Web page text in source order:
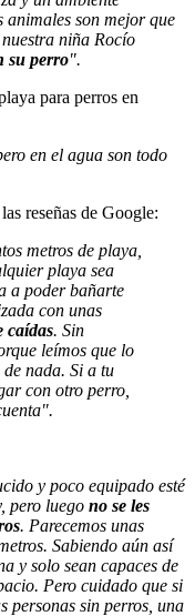
animales son mejor que
niña Rocío
su perro".
para perros en
en el agua son todo
reseñas de Google:
metros de playa,
playa sea
a poder bañarte
con unas
caídas. Sin
leímos que lo
nada. Si a tu
con otro perro,
y poco equipado esté
pero luego no se les
. Parecemos unas
Sabiendo aún así
y solo sean capaces de
Pero cuidado que si
personas sin perros, una